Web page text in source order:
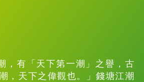
有「天下第一潮」之譽，古
，天下之偉觀也。」錢塘江潮